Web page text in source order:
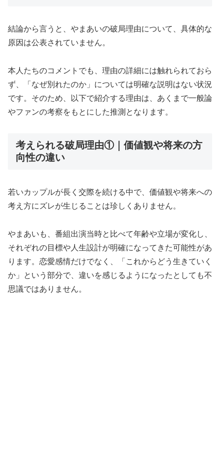
結論から言うと、やまあいの破局理由について、具体的な
原因は公表されていません。
本人たちのコメントでも、理由の詳細には触れられておら
ず、「なぜ別れたのか」については明確な説明はない状況
です。そのため、以下で紹介する理由は、あくまで一般論
やファンの考察をもとにした推測となります。
考えられる破局理由①｜価値観や将来の方
向性の違い
若いカップルが長く交際を続ける中で、価値観や将来への
考え方にズレが生じることは珍しくありません。
やまあいも、番組出演当時と比べて年齢や立場が変化し、
それぞれの目標や人生設計が明確になってきた可能性があ
ります。恋愛感情だけでなく、「これからどう生きていく
か」という部分で、違いを感じるようになったとしても不
思議ではありません。